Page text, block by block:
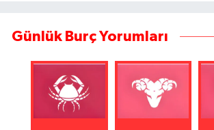
Günlük Burç Yorumları